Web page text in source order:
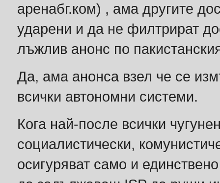
аренабг.ком) , ама другите
ударени и да не филтрират
лъжлив анонс по
Да, ама анонса взел че се
всички автономни системи.
Кога най-после всички
социалистически,
осигуряват само и